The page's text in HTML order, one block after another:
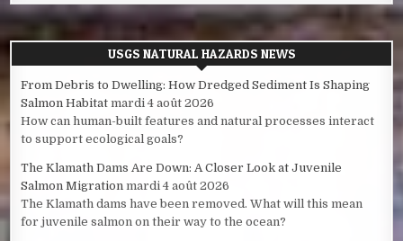
USGS NATURAL HAZARDS NEWS
From Debris to Dwelling: How Dredged Sediment Is Shaping
Salmon Habitat mardi 4 août 2026
How can human-built features and natural processes interact
to support ecological goals?
The Klamath Dams Are Down: A Closer Look at Juvenile
Salmon Migration mardi 4 août 2026
The Klamath dams have been removed. What will this mean
for juvenile salmon on their way to the ocean?